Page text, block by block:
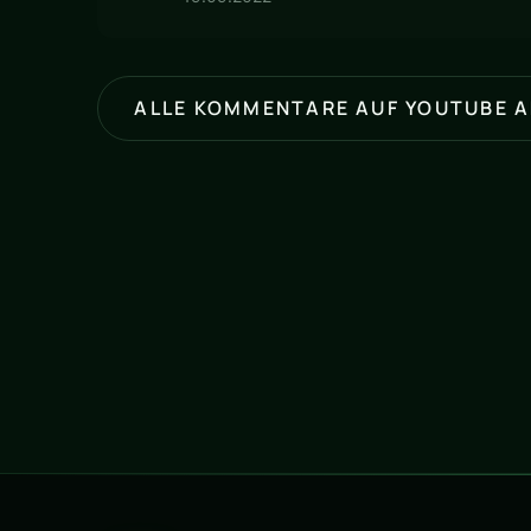
ALLE KOMMENTARE AUF YOUTUBE